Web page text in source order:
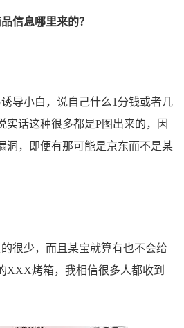
信息哪里来的？
导小白，说自己什么1分钱或者几
实话这种很多都是P图出来的，因
洞，即便有那可能是京东而不是某
很少，而且某宝就算有也不会给
XXX烤箱，我相信很多人都收到